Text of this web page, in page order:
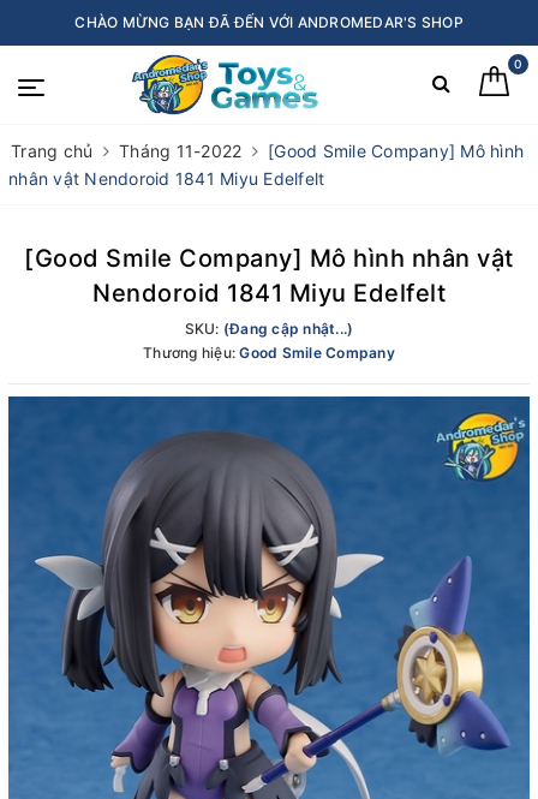
CHÀO MỪNG BẠN ĐÃ ĐẾN VỚI ANDROMEDAR'S SHOP
0
Trang chủ Tháng 11-2022
[Good Smile Company] Mô hình
nhân vật Nendoroid 1841 Miyu Edelfelt
[Good Smile Company] Mô hình nhân vật
Nendoroid 1841 Miyu Edelfelt
SKU: (Đang cập nhật...)
Thương hiệu:Good Smile Company